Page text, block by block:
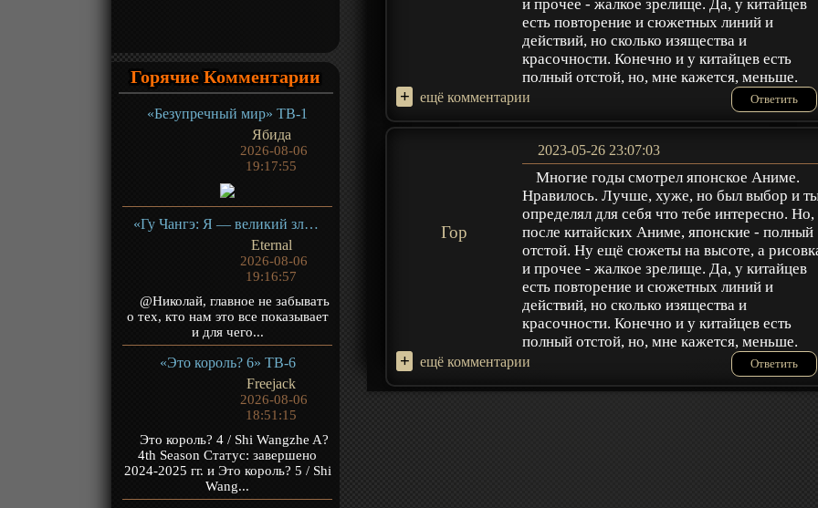
Горячие Комментарии
«Безупречный мир» ТВ-1
Ябида
2026-08-06
19:17:55
«Гу Чангэ: Я — великий злодей Небесной Судьбы» ТВ-1
Eternal
2026-08-06
19:16:57
@Николай, главное не забывать
о тех, кто нам это все показывает
и для чего...
«Это король? 6» ТВ-6
Freejack
2026-08-06
18:51:15
Это король? 4 / Shi Wangzhe A?
4th Season Статус: завершено
2024-2025 гг. и Это король? 5 / Shi
Wang...
и прочее - жалкое зрелище. Да, у китайцев
есть повторение и сюжетных линий и
действий, но сколько изящества и
красочности. Конечно и у китайцев есть
полный отстой, но, мне кажется, меньше.
+ ещё комментарии Ответить
Гор
2023-05-26 23:07:03
Многие годы смотрел японское Аниме.
Нравилось. Лучше, хуже, но был выбор и
определял для себя что тебе интересно. Но,
после китайских Аниме, японские - полный
отстой. Ну ещё сюжеты на высоте, а
и прочее - жалкое зрелище. Да, у китайцев
есть повторение и сюжетных линий и
действий, но сколько изящества и
красочности. Конечно и у китайцев есть
полный отстой, но, мне кажется, меньше.
+ ещё комментарии Ответить